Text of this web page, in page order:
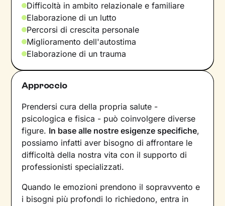
Difficoltà in ambito relazionale e familiare
Elaborazione di un lutto
Percorsi di crescita personale
Miglioramento dell'autostima
Elaborazione di un trauma
Approccio
Prendersi cura della propria salute -
psicologica e fisica - può coinvolgere diverse
figure. In base alle nostre esigenze specifiche,
possiamo infatti aver bisogno di affrontare le
difficoltà della nostra vita con il supporto di
professionisti specializzati.
Quando le emozioni prendono il sopravvento e
i bisogni più profondi lo richiedono, entra in